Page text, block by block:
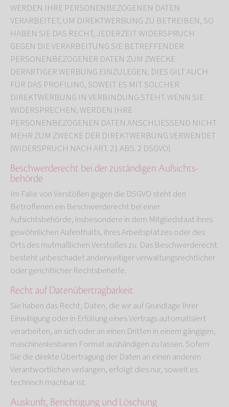
WERDEN IHRE PERSONENBEZOGENEN DATEN
VERARBEITET, UM DIREKTWERBUNG ZU BETREIBEN, SO
HABEN SIE DAS RECHT, JEDERZEIT WIDERSPRUCH
GEGEN DIE VERARBEITUNG SIE BETREFFENDER
PERSONENBEZOGENER DATEN ZUM ZWECKE
DERARTIGER WERBUNG EINZULEGEN; DIES GILT AUCH
FÜR DAS PROFILING, SOWEIT ES MIT SOLCHER
DIREKTWERBUNG IN VERBINDUNG STEHT. WENN SIE
WIDERSPRECHEN, WERDEN IHRE
PERSONENBEZOGENEN DATEN ANSCHLIESSEND NICHT
MEHR ZUM ZWECKE DER DIREKTWERBUNG VERWENDET
(WIDERSPRUCH NACH ART. 21 ABS. 2 DSGVO).
Beschwerde­recht bei der zuständigen Aufsichts­
behörde
Im Falle von Verstößen gegen die DSGVO steht den
Betroffenen ein Beschwerderecht bei einer
Aufsichtsbehörde, insbesondere in dem Mitgliedstaat ihres
gewöhnlichen Aufenthalts, ihres Arbeitsplatzes oder des
Orts des mutmaßlichen Verstoßes zu. Das Beschwerderecht
besteht unbeschadet anderweitiger verwaltungsrechtlicher
oder gerichtlicher Rechtsbehelfe.
Recht auf Daten­übertrag­barkeit
Sie haben das Recht, Daten, die wir auf Grundlage Ihrer
Einwilligung oder in Erfüllung eines Vertrags automatisiert
verarbeiten, an sich oder an einen Dritten in einem gängigen,
maschinenlesbaren Format aushändigen zu lassen. Sofern
Sie die direkte Übertragung der Daten an einen anderen
Verantwortlichen verlangen, erfolgt dies nur, soweit es
technisch machbar ist.
Auskunft, Berichtigung und Löschung